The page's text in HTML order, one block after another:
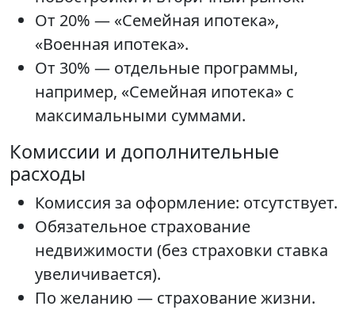
От 20% — «Семейная ипотека»,
«Военная ипотека».
От 30% — отдельные программы,
например, «Семейная ипотека» с
максимальными суммами.
Комиссии и дополнительные
расходы
Комиссия за оформление: отсутствует.
Обязательное страхование
недвижимости (без страховки ставка
увеличивается).
По желанию — страхование жизни.